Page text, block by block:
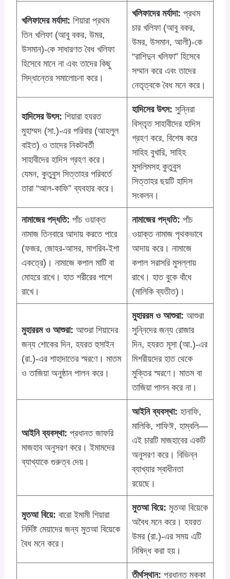
খলিফাদের মর্যাদা: শিয়ারা প্রথম
তিন খলিফা (আবু বকর, উমর,
উসমান)-কে সাধারণত বৈধ খলিফা
হিসেবে মানে না এবং তাদের কিছু
সিদ্ধান্তের সমালোচনা করে।
খলিফাদের মর্যাদা: প্রথম
চার খলিফা (আবু বকর,
উমর, উসমান, আলী)-কে
“রাশিদুন খলিফা” হিসেবে
সম্মান করে এবং তাদের
নেতৃত্বকে বৈধ মনে করে।
হাদিসের উৎস: শিয়ারা হযরত
মুহাম্মদ (সা.)-এর পরিবার (আহলুল
বাইত) ও তাদের নিকটবর্তী
সাহাবীদের হাদিস গ্রহণ করে।
যেমন, কুতুবুস সিত্তাহর পরিবর্তে
তারা “আল-কাফি” ব্যবহার করে।
হাদিসের উৎস: সুন্নিরা
বিস্তৃত সাহাবীদের হাদিস
গ্রহণ করে, বিশেষ করে
সাহিহ বুখারি, সাহিহ
মুসলিমসহ কুতুবুস
সিত্তাহর ছয়টি হাদিস
সংকলন।
নামাজের পদ্ধতি: পাঁচ ওয়াক্ত
নামাজ তিনবারে আদায় করতে পারে
(ফজর, জোহর-আসর, মাগরিব-ইশা
একত্রে)। নামাজে কপাল মাটি বা
মোহরে রাখে। হাত শরীরের পাশে
রাখে।
নামাজের পদ্ধতি: পাঁচ
ওয়াক্ত নামাজ পৃথকভাবে
আদায় করে। নামাজে
কপাল সরাসরি মুসল্লায়
রাখে। হাত বুকে বাঁধে
(মালিকি ব্যতীত)।
মুহাররম ও আশুরা: আশুরা শিয়াদের
জন্য শোকের দিন, হযরত হুসাইন
(রা.)-এর শাহাদাতের স্মরণে। মাতম
ও তাজিয়া অনুষ্ঠান পালন করে।
মুহাররম ও আশুরা: আশুরা
সুন্নিদের জন্য রোজার
দিন, হযরত মূসা (আ.)-এর
মিশরীয়দের হাত থেকে
মুক্তির স্মরণে। মাতম বা
তাজিয়া পালন করে না।
আইনি ব্যবস্থা: প্রধানত জাফরি
মাজহাব অনুসরণ করে। ইমামদের
ব্যাখ্যাকে গুরুত্ব দেয়।
আইনি ব্যবস্থা: হানাফি,
মালিকি, শাফিঈ, হাম্বলি—
এই চারটি মাজহাবের একটি
অনুসরণ করে। বিভিন্ন
ব্যাখ্যার স্বাধীনতা
রয়েছে।
মুতআ বিয়ে: বারো ইমামী শিয়ারা
নির্দিষ্ট মেয়াদের জন্য মুতআ বিয়েকে
বৈধ মনে করে।
মুতআ বিয়ে: মুতআ বিয়েকে
অবৈধ মনে করে। হযরত
উমর (রা.)-এর সময় এটি
নিষিদ্ধ করা হয়।
তীর্থস্থান: প্রধানত মক্কা